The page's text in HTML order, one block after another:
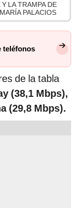
LA TRAMPA DE
PALACIOS
teléfonos
de la tabla
(38,1 Mbps),
(29,8 Mbps).